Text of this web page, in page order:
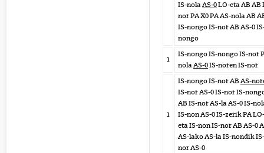
IS-nolaAS-0LO-eta AB AB
nor PA X0 PA AS-nola AB
IS-nongo IS-nor AB AS-0
nongo
1
IS-nongo IS-nongo IS-nor
nolaAS-0IS-noren IS-nor
1
IS-nongo IS-nor AB AS-
IS-nor AS-0 IS-nor IS-
AB IS-nor AS-la AS-0 IS-
IS-non AS-0 IS-zerik PA LO-
eta IS-non IS-nor AB AS-0
AS-lako AS-la IS-nondik IS-
nor AS-0